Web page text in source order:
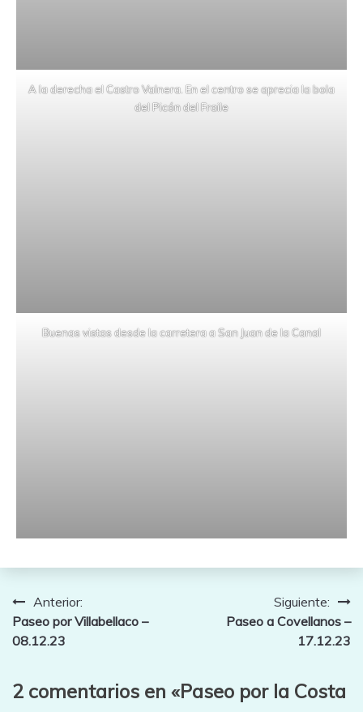
A la derecha el Castro Valnera. En el centro se aprecia la bola
del Picón del Fraile
Buenas vistas desde la carretera a San Juan de la Canal
Navegación
de
Anterior:
Paseo por Villabellaco –
08.12.23
Siguiente:
Paseo a Covellanos –
17.12.23
2 comentarios en «Paseo por la Costa